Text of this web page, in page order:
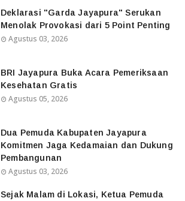
Deklarasi "Garda Jayapura" Serukan
Menolak Provokasi dari 5 Point Penting
Agustus 03, 2026
BRI Jayapura Buka Acara Pemeriksaan
Kesehatan Gratis
Agustus 05, 2026
Dua Pemuda Kabupaten Jayapura
Komitmen Jaga Kedamaian dan Dukung
Pembangunan
Agustus 03, 2026
Sejak Malam di Lokasi, Ketua Pemuda